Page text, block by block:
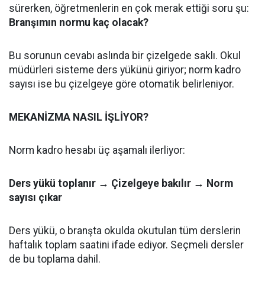
sürerken, öğretmenlerin en çok merak ettiği soru şu:
Branşımın normu kaç olacak?
Bu sorunun cevabı aslında bir çizelgede saklı. Okul
müdürleri sisteme ders yükünü giriyor; norm kadro
sayısı ise bu çizelgeye göre otomatik belirleniyor.
MEKANİZMA NASIL İŞLİYOR?
Norm kadro hesabı üç aşamalı ilerliyor:
Ders yükü toplanır → Çizelgeye bakılır → Norm
sayısı çıkar
Ders yükü, o branşta okulda okutulan tüm derslerin
haftalık toplam saatini ifade ediyor. Seçmeli dersler
de bu toplama dahil.